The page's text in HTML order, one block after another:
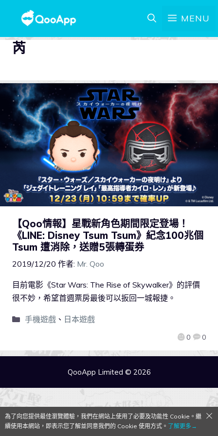
MENU
芮
【Qoo情報】星戰新角色期間限定登場！
《LINE: Disney Tsum Tsum》紀念100兆個
Tsum 遭消除，送贈5張轉蛋券
2019/12/20 作者: Mr. Qoo
0 0
目前電影《Star Wars: The Rise of Skywalker》的評價
很不妙，希望首週票房最後可以扳回一城報捷。
手機遊戲、 日本遊戲
QooApp Limited © 2026
為了向您提供最佳瀏覽體驗，我們在網站上使用了必要及功能性 Cookie。繼
續使用本網站，即表示您了解並同意我們的 Cookie 使用方式。 了解更多→